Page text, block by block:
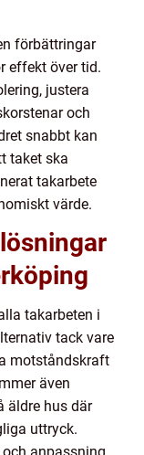
förbättringar
effekt över tid.
justera
och
snabbt kan
taket ska
takarbete
värde.
takarbeten i
tack vare
motståndskraft
även
äldre hus där
uttryck.